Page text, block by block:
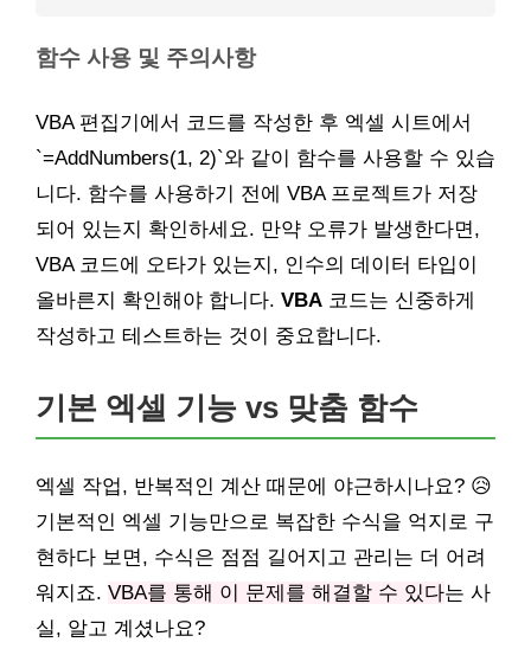
함수 사용 및 주의사항
VBA 편집기에서 코드를 작성한 후 엑셀 시트에서
`=AddNumbers(1, 2)`와 같이 함수를 사용할 수 있습
니다. 함수를 사용하기 전에 VBA 프로젝트가 저장
되어 있는지 확인하세요. 만약 오류가 발생한다면,
VBA 코드에 오타가 있는지, 인수의 데이터 타입이
올바른지 확인해야 합니다. VBA 코드는 신중하게
작성하고 테스트하는 것이 중요합니다.
기본 엑셀 기능 vs 맞춤 함수
엑셀 작업, 반복적인 계산 때문에 야근하시나요? 😥
기본적인 엑셀 기능만으로 복잡한 수식을 억지로 구
현하다 보면, 수식은 점점 길어지고 관리는 더 어려
워지죠. VBA를 통해 이 문제를 해결할 수 있다는 사
실, 알고 계셨나요?